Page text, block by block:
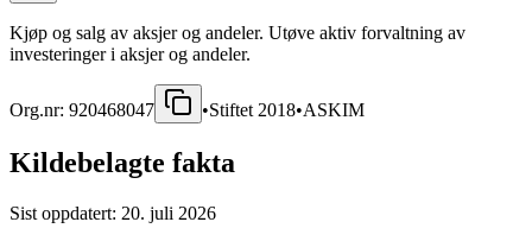
Kjøp og salg av aksjer og andeler. Utøve aktiv forvaltning av
investeringer i aksjer og andeler.
Org.nr: 920468047 •Stiftet 2018•ASKIM
Kildebelagte fakta
Sist oppdatert: 20. juli 2026